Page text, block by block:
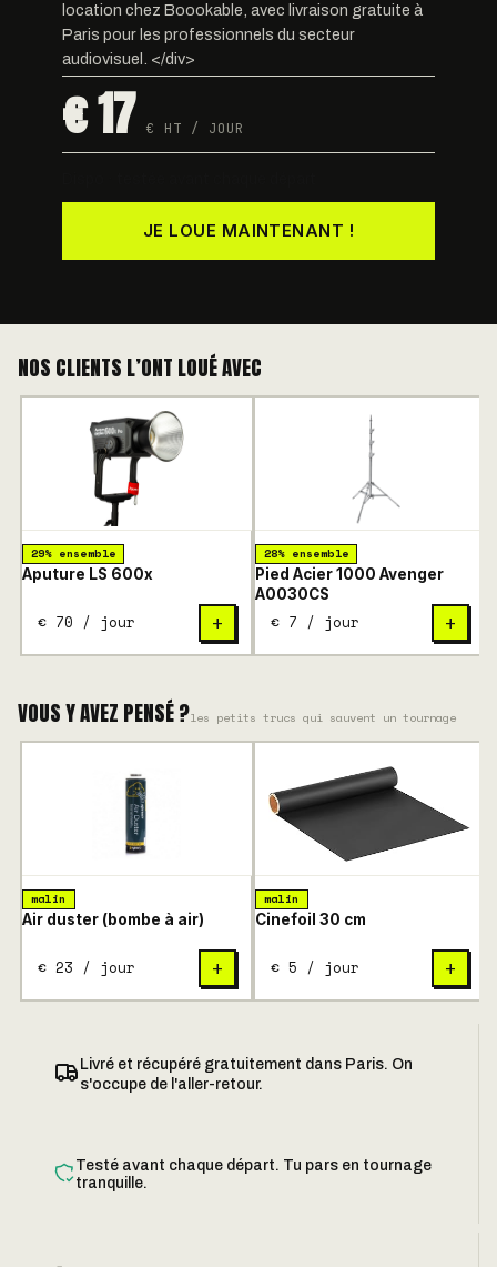
location chez Boookable, avec livraison gratuite à
Paris pour les professionnels du secteur
audiovisuel. </div>
€ 17 € HT / JOUR
JE LOUE MAINTENANT !
NOS CLIENTS L’ONT LOUÉ AVEC
29% ensemble
Aputure LS 600x
€ 70 / jour +
28% ensemble
Pied Acier 1000 Avenger
A0030CS
€ 7 / jour +
VOUS Y AVEZ PENSÉ ?les petits trucs qui sauvent un tournage
malin
Air duster (bombe à air)
€ 23 / jour +
malin
Cinefoil 30 cm
€ 5 / jour +
Livré et récupéré gratuitement dans Paris. On
s'occupe de l'aller-retour.
Testé avant chaque départ. Tu pars en tournage
tranquille.